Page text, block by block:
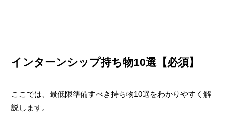
インターンシップ持ち物10選【必須】
ここでは、最低限準備すべき持ち物10選をわかりやすく解
説します。